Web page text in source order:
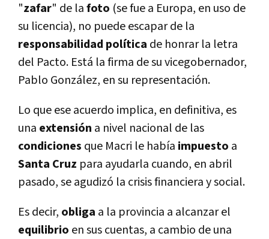
"zafar" de lafoto (se fue a Europa, en uso de
su licencia), no puede escapar de la
responsabilidad polí­tica de honrar la letra
del Pacto. Está la firma de su vicegobernador,
Pablo González, en su representación.
Lo que ese acuerdo implica, en definitiva, es
una extensión a nivel nacional de las
condiciones que Macri le habí­a impuesto a
Santa Cruz para ayudarla cuando, en abril
pasado, se agudizó la crisis financiera y social.
Es decir, obliga a la provincia a alcanzar el
equilibrio en sus cuentas, a cambio de una